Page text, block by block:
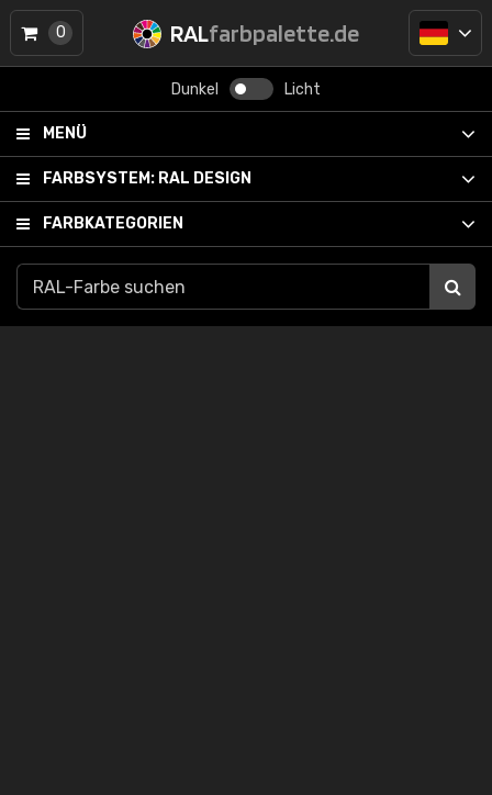
RALfarbpalette.de
Dunkel Licht
MENÜ
FARBSYSTEM: RAL DESIGN
FARBKATEGORIEN
0